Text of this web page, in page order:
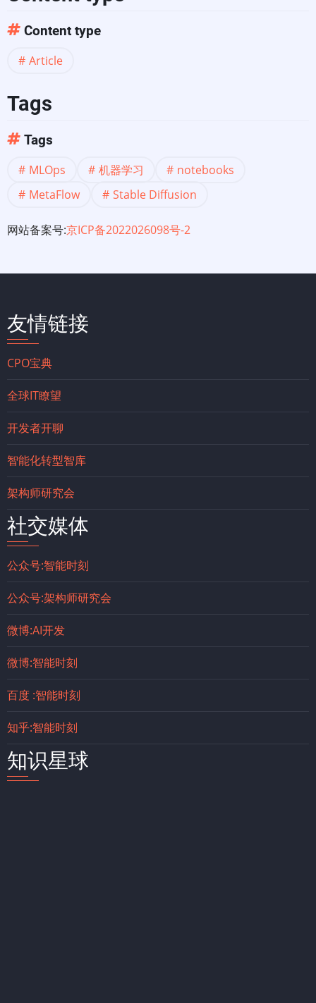
Content type
Article
Tags
Tags
MLOps 机器学习
notebooks
MetaFlow
Stable Diffusion
网站备案号:京ICP备2022026098号-2
友情链接
CPO宝典
全球IT瞭望
开发者开聊
智能化转型智库
架构师研究会
社交媒体
公众号:智能时刻
公众号:架构师研究会
微博:AI开发
微博:智能时刻
百度 :智能时刻
知乎:智能时刻
知识星球